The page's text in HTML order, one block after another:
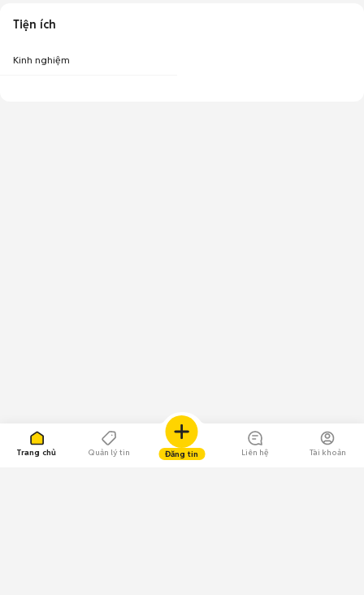
Trang chủ Quản lý tin Đăng tin Liên hệ Tài khoản
Tiện ích
Kinh nghiệm